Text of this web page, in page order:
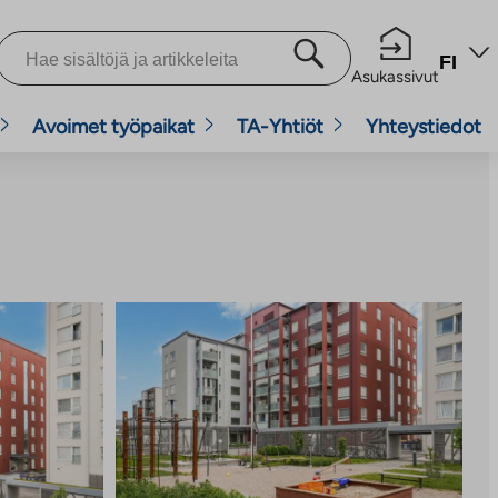
Asukassivut
FI
Avoimet työpaikat TA-Yhtiöt Yhteystiedot